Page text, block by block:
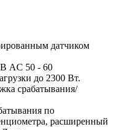
датчиком
AC 50 - 60
до 2300 Вт.
срабатывания/
по
расширенный